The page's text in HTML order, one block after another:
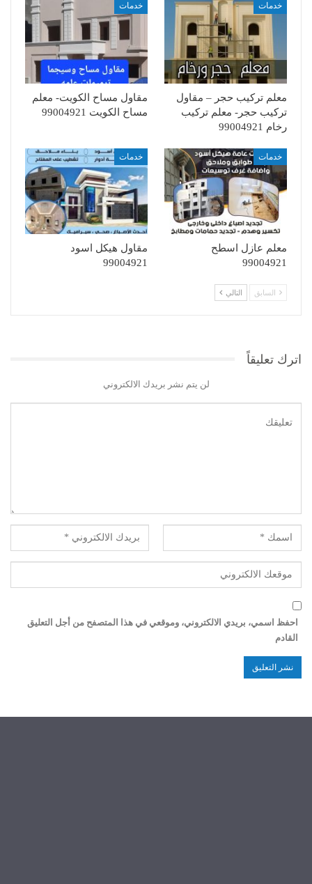
خدمات
معلم تركيب حجر – مقاول
تركيب حجر- معلم تركيب
رخام 99004921
خدمات
مقاول مساح الكويت- معلم
مساح الكويت 99004921
خدمات
معلم عازل اسطح
99004921
خدمات
مقاول هيكل اسود
99004921
السابق التالي
اترك تعليقاً
لن يتم نشر بريدك الالكتروني
احفظ اسمي، بريدي الالكتروني، وموقعي في هذا المتصفح من أجل التعليق
القادم